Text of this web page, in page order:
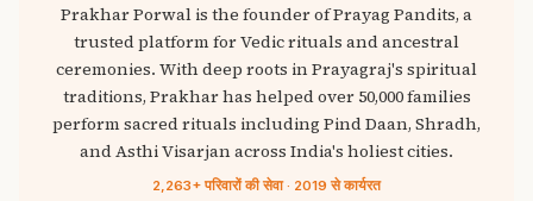
Prakhar Porwal is the founder of Prayag Pandits, a
trusted platform for Vedic rituals and ancestral
ceremonies. With deep roots in Prayagraj's spiritual
traditions, Prakhar has helped over 50,000 families
perform sacred rituals including Pind Daan, Shradh,
and Asthi Visarjan across India's holiest cities.
2,263+ परिवारों की सेवा · 2019 से कार्यरत